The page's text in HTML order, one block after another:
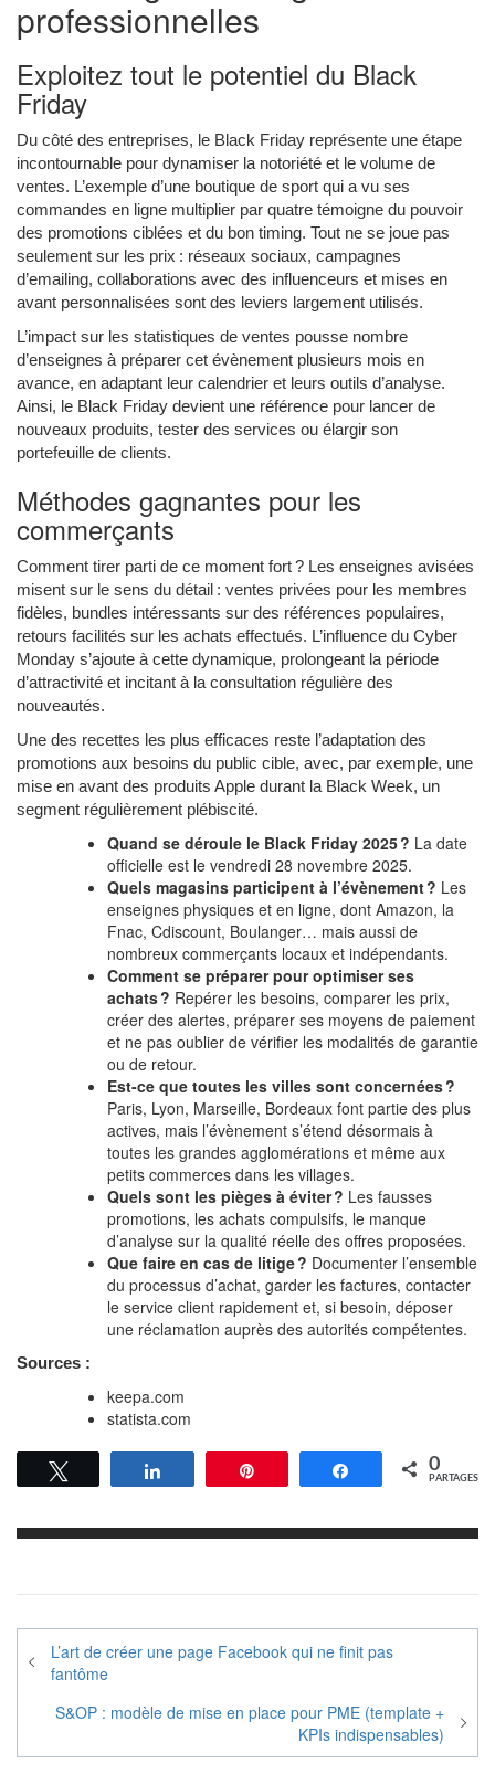
professionnelles
Exploitez tout le potentiel du Black
Friday
Du côté des entreprises, le Black Friday représente une étape
incontournable pour dynamiser la notoriété et le volume de
ventes. L’exemple d’une boutique de sport qui a vu ses
commandes en ligne multiplier par quatre témoigne du pouvoir
des promotions ciblées et du bon timing. Tout ne se joue pas
seulement sur les prix : réseaux sociaux, campagnes
d’emailing, collaborations avec des influenceurs et mises en
avant personnalisées sont des leviers largement utilisés.
L’impact sur les statistiques de ventes pousse nombre
d’enseignes à préparer cet évènement plusieurs mois en
avance, en adaptant leur calendrier et leurs outils d’analyse.
Ainsi, le Black Friday devient une référence pour lancer de
nouveaux produits, tester des services ou élargir son
portefeuille de clients.
Méthodes gagnantes pour les
commerçants
Comment tirer parti de ce moment fort ? Les enseignes avisées
misent sur le sens du détail : ventes privées pour les membres
fidèles, bundles intéressants sur des références populaires,
retours facilités sur les achats effectués. L’influence du Cyber
Monday s’ajoute à cette dynamique, prolongeant la période
d’attractivité et incitant à la consultation régulière des
nouveautés.
Une des recettes les plus efficaces reste l’adaptation des
promotions aux besoins du public cible, avec, par exemple, une
mise en avant des produits Apple durant la Black Week, un
segment régulièrement plébiscité.
Quand se déroule le Black Friday 2025 ? La date
officielle est le vendredi 28 novembre 2025.
Quels magasins participent à l’évènement ? Les
enseignes physiques et en ligne, dont Amazon, la
Fnac, Cdiscount, Boulanger… mais aussi de
nombreux commerçants locaux et indépendants.
Comment se préparer pour optimiser ses
achats ? Repérer les besoins, comparer les prix,
créer des alertes, préparer ses moyens de paiement
et ne pas oublier de vérifier les modalités de garantie
ou de retour.
Est-ce que toutes les villes sont concernées ?
Paris, Lyon, Marseille, Bordeaux font partie des plus
actives, mais l’évènement s’étend désormais à
toutes les grandes agglomérations et même aux
petits commerces dans les villages.
Quels sont les pièges à éviter ? Les fausses
promotions, les achats compulsifs, le manque
d’analyse sur la qualité réelle des offres proposées.
Que faire en cas de litige ? Documenter l’ensemble
du processus d’achat, garder les factures, contacter
le service client rapidement et, si besoin, déposer
une réclamation auprès des autorités compétentes.
Sources :
keepa.com
statista.com
Partagez 0
PARTAGES
Navigation
de
l’article
L’art de créer une page Facebook qui ne finit pas
fantôme
S&OP : modèle de mise en place pour PME (template +
KPIs indispensables)